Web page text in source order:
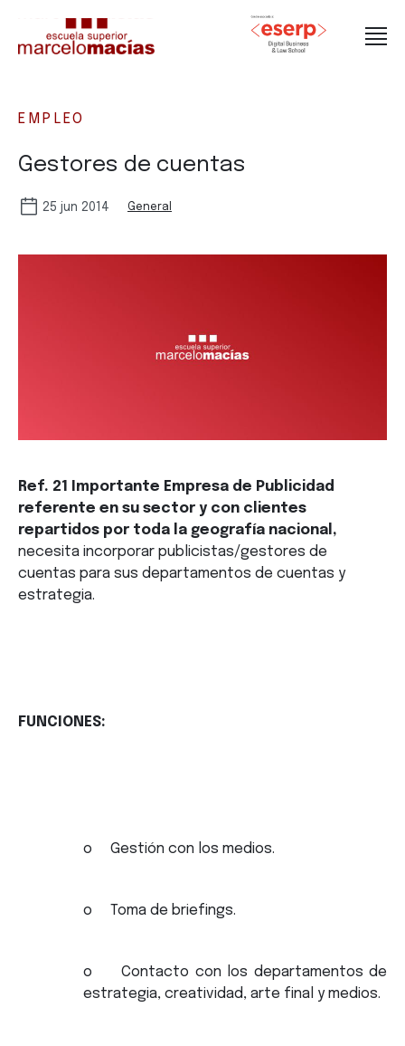
EMPLEO
Gestores de cuentas
25 jun 2014 General
Ref. 21 Importante Empresa de Publicidad
referente en su sector y con clientes
repartidos por toda la geografía nacional,
necesita incorporar publicistas/gestores de
cuentas para sus departamentos de cuentas y
estrategia.
FUNCIONES:
o Gestión con los medios.
o Toma de briefings.
o Contacto con los departamentos de
estrategia, creatividad, arte final y medios.